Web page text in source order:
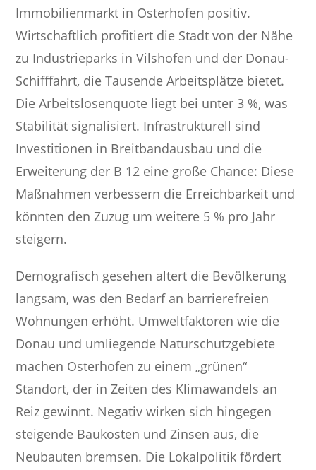
Immobilienmarkt in Osterhofen positiv.
Wirtschaftlich profitiert die Stadt von der Nähe
zu Industrieparks in Vilshofen und der Donau-
Schifffahrt, die Tausende Arbeitsplätze bietet.
Die Arbeitslosenquote liegt bei unter 3 %, was
Stabilität signalisiert. Infrastrukturell sind
Investitionen in Breitbandausbau und die
Erweiterung der B 12 eine große Chance: Diese
Maßnahmen verbessern die Erreichbarkeit und
könnten den Zuzug um weitere 5 % pro Jahr
steigern.
Demografisch gesehen altert die Bevölkerung
langsam, was den Bedarf an barrierefreien
Wohnungen erhöht. Umweltfaktoren wie die
Donau und umliegende Naturschutzgebiete
machen Osterhofen zu einem „grünen“
Standort, der in Zeiten des Klimawandels an
Reiz gewinnt. Negativ wirken sich hingegen
steigende Baukosten und Zinsen aus, die
Neubauten bremsen. Die Lokalpolitik fördert